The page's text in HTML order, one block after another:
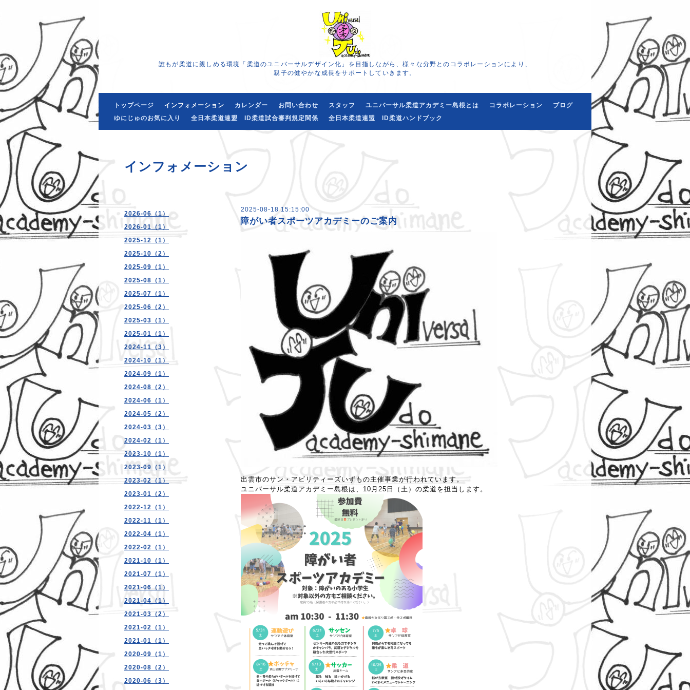
誰もが柔道に親しめる環境「柔道のユニバーサルデザイン化」を目指しながら、様々な分野とのコラボレーションにより、
親子の健やかな成長をサポートしていきます。
トップページ インフォメーション カレンダー お問い合わせ スタッフ ユニバーサル柔道アカデミー島根とは コラボレーション
ブログ
ゆにじゅのお気に入り
全日本柔道連盟 ID柔道試合審判規定関係 全日本柔道連盟 ID柔道ハンドブック
2026-06（1）
2026-01（1）
2025-12（1）
2025-10（2）
2025-09（1）
2025-08（1）
2025-07（1）
2025-06（2）
2025-03（1）
2025-01（1）
2024-11（3）
2024-10（1）
2024-09（1）
2024-08（2）
2024-06（1）
2024-05（2）
2024-03（3）
2024-02（1）
2023-10（1）
2023-09（1）
2023-02（1）
2023-01（2）
2022-12（1）
2022-11（1）
2022-04（1）
2022-02（1）
2021-10（1）
2021-07（1）
2021-06（1）
2021-04（1）
2021-03（2）
2021-02（1）
2021-01（1）
2020-09（1）
2020-08（2）
2020-06（3）
インフォメーション
2025-08-18 15:15:00
障がい者スポーツアカデミーのご案内
出雲市のサン・アビリティーズいずもの主催事業が行われています。
ユニバーサル柔道アカデミー島根は、10月25日（土）の柔道を担当します。